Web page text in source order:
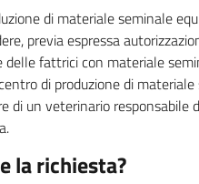
di materiale seminale
previa espressa
delle fattrici con materiale
di produzione di
di un veterinario responsabile
la richiesta?